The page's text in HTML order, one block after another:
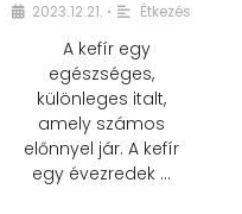
2023.12.21. • Étkezés
A kefír egy
egészséges,
különleges italt,
amely számos
előnnyel jár. A kefír
egy évezredek …